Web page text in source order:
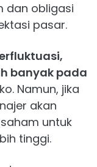
dan obligasi
pasar.
banyak pada
Namun, jika
akan
untuk
tinggi.